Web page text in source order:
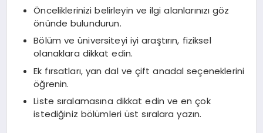
Önceliklerinizi belirleyin ve ilgi alanlarınızı göz
önünde bulundurun.
Bölüm ve üniversiteyi iyi araştırın, fiziksel
olanaklara dikkat edin.
Ek fırsatları, yan dal ve çift anadal seçeneklerini
öğrenin.
Liste sıralamasına dikkat edin ve en çok
istediğiniz bölümleri üst sıralara yazın.